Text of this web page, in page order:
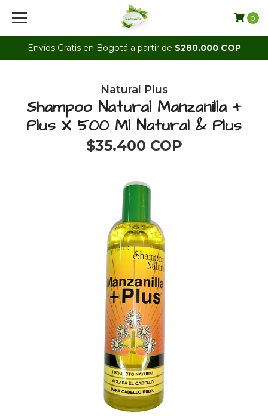
Envíos Gratis en Bogotá a partir de $280.000 COP
0
Natural Plus
Shampoo Natural Manzanilla +
Plus X 500 Ml Natural & Plus
$35.400 COP